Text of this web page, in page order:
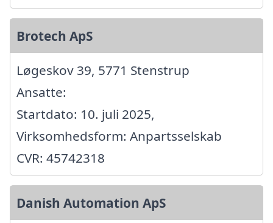
Brotech ApS
Løgeskov 39, 5771 Stenstrup
Ansatte:
Startdato: 10. juli 2025,
Virksomhedsform: Anpartsselskab
CVR: 45742318
Danish Automation ApS